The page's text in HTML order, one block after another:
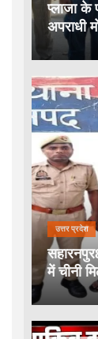
प्लाजा के
अपराधी
उत्तर प्रदेश
में चीनी